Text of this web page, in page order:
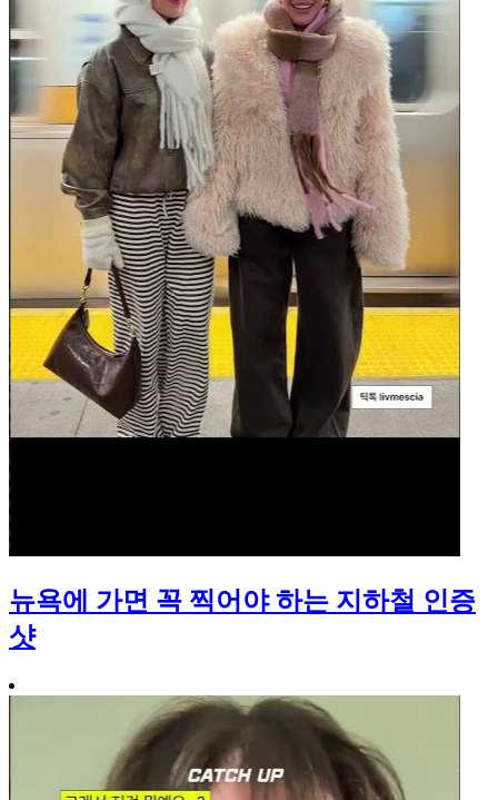
뉴욕에 가면 꼭 찍어야 하는 지하철 인증
샷